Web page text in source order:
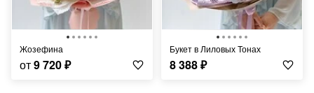
Жозефина
от9 720₽
Букет в Лиловых Тонах
8 388₽